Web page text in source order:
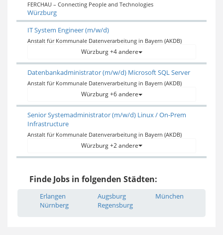
FERCHAU – Connecting People and Technologies
Würzburg
IT System Engineer (m/w/d)
Anstalt für Kommunale Datenverarbeitung in Bayern (AKDB)
Würzburg +4 andere
Datenbankadministrator (m/w/d) Microsoft SQL Server
Anstalt für Kommunale Datenverarbeitung in Bayern (AKDB)
Würzburg +6 andere
Senior Systemadministrator (m/w/d) Linux / On-Prem
Infrastructure
Anstalt für Kommunale Datenverarbeitung in Bayern (AKDB)
Würzburg +2 andere
Finde Jobs in folgenden Städten:
Erlangen
Nürnberg
Augsburg
Regensburg
München